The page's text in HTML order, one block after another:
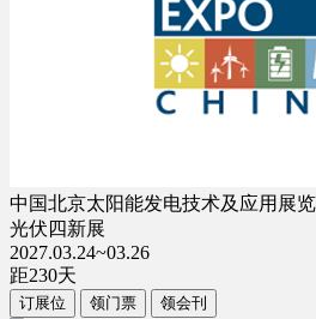
中国北京太阳能发电技术及应用展
光伏四新展
2027.03.24~03.26
距230天
订展位 领门票 领会刊